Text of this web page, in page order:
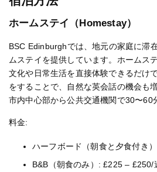
ホームステイ（Homestay）
BSC Edinburghでは、地元の家庭に滞
ムステイを提供しています。ホームス
文化や日常生活を直接体験できるだけ
をすることで、自然な英会話の機会も
市内中心部から公共交通機関で30〜60
料金:
ハーフボード（朝食と夕食付き
B&B（朝食のみ）: £225 – £250/